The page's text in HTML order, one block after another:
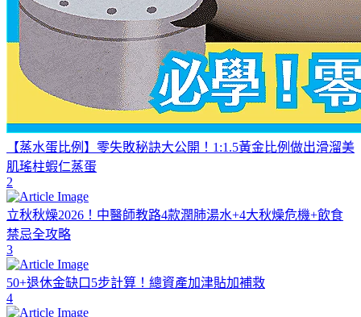
【蒸水蛋比例】零失敗秘訣大公開！1:1.5黃金比例做出滑溜美
肌瑤柱蝦仁蒸蛋
2
立秋秋燥2026！中醫師教路4款潤肺湯水+4大秋燥危機+飲食
禁忌全攻略
3
50+退休金缺口5步計算！總資產加津貼加補救
4